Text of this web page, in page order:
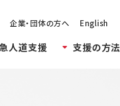
企業・団体の方へ English
人道支援 支援の方法